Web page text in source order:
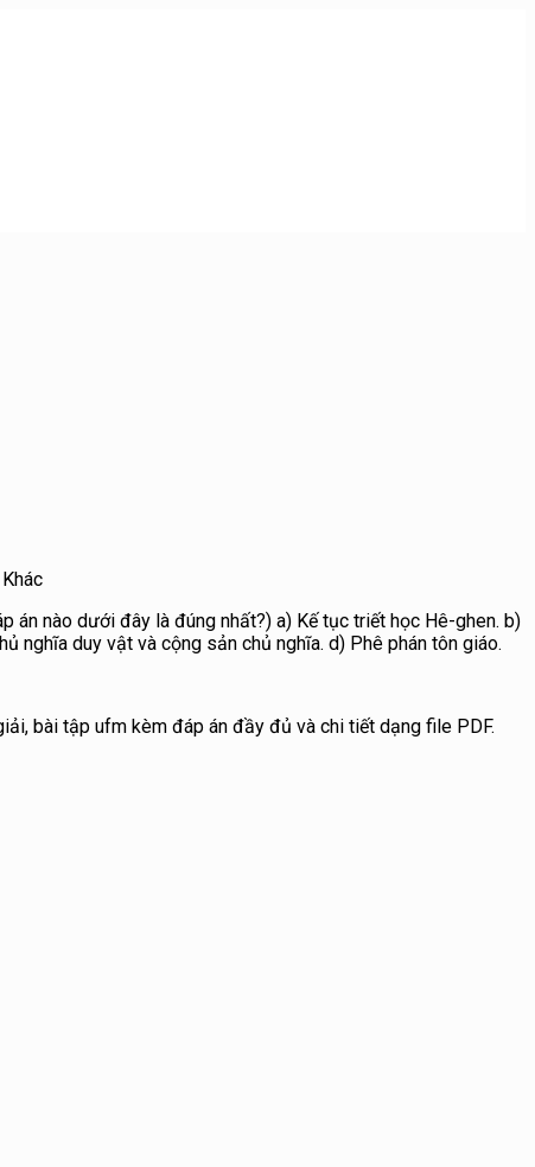
Khác
án nào dưới đây là đúng nhất?) a) Kế tục triết học Hê-ghen. b)
nghĩa duy vật và cộng sản chủ nghĩa. d) Phê phán tôn giáo.
bài tập ufm kèm đáp án đầy đủ và chi tiết dạng file PDF.